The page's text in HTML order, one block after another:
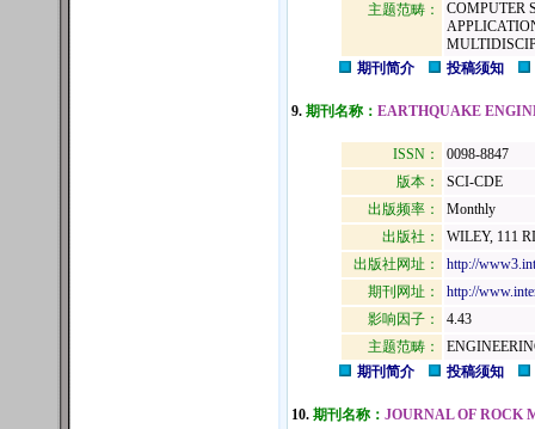
主题范畴：
COMPUTER
期刊简介
投稿须知
9. 期刊名称： EARTHQUAKE
ISSN：
0098-8847
版本：
SCI-CDE
出版频率：
Monthly
出版社：
WILEY, 111
出版社网址：
http://
期刊网址：
http://
影响因子：
4.43
主题范畴：
期刊简介
投稿须知
10. 期刊名称： JOURNAL OF ROCK